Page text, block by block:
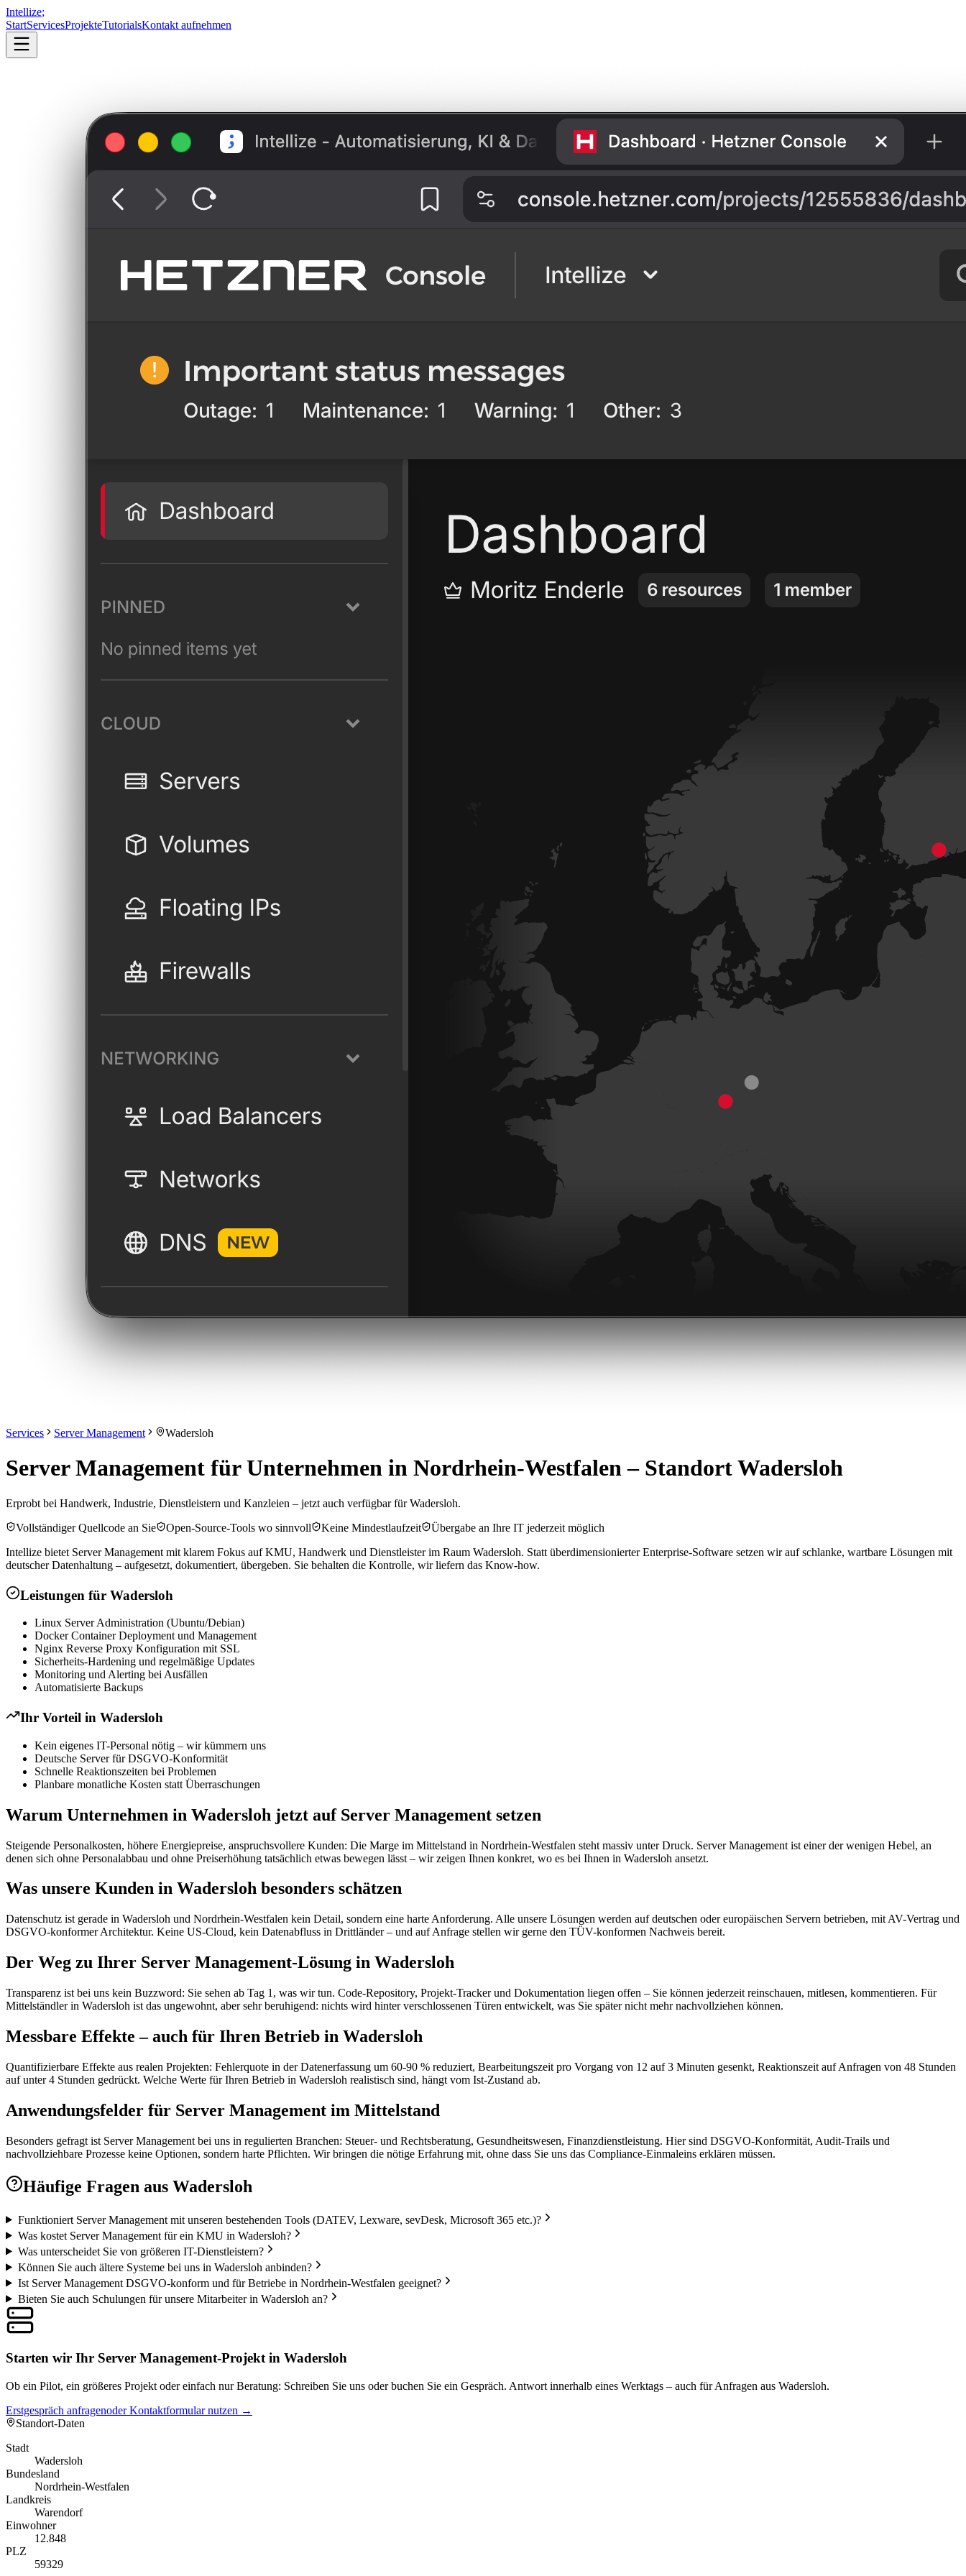
Intellize;
StartServicesProjekteTutorialsKontakt aufnehmen
Services Server Management Wadersloh
Server Management für Unternehmen in Nordrhein-Westfalen – Standort Wadersloh
Erprobt bei Handwerk, Industrie, Dienstleistern und Kanzleien – jetzt auch verfügbar für Wadersloh.
Vollständiger Quellcode an Sie
Open-Source-Tools wo sinnvoll Keine Mindestlaufzeit
Übergabe an Ihre IT jederzeit möglich
Intellize bietet Server Management mit klarem Fokus auf KMU, Handwerk und Dienstleister im Raum Wadersloh. Statt überdimensionierter Enterprise-Software setzen wir auf schlanke, wartbare Lösungen mit
deutscher Datenhaltung – aufgesetzt, dokumentiert, übergeben. Sie behalten die Kontrolle, wir liefern das Know-how.
Leistungen für Wadersloh
Linux Server Administration (Ubuntu/Debian)
Docker Container Deployment und Management
Nginx Reverse Proxy Konfiguration mit SSL
Sicherheits-Hardening und regelmäßige Updates
Monitoring und Alerting bei Ausfällen
Automatisierte Backups
Ihr Vorteil in Wadersloh
Kein eigenes IT-Personal nötig – wir kümmern uns
Deutsche Server für DSGVO-Konformität
Schnelle Reaktionszeiten bei Problemen
Planbare monatliche Kosten statt Überraschungen
Warum Unternehmen in Wadersloh jetzt auf Server Management setzen
Steigende Personalkosten, höhere Energiepreise, anspruchsvollere Kunden: Die Marge im Mittelstand in Nordrhein-Westfalen steht massiv unter Druck. Server Management ist einer der wenigen Hebel, an
denen sich ohne Personalabbau und ohne Preiserhöhung tatsächlich etwas bewegen lässt – wir zeigen Ihnen konkret, wo es bei Ihnen in Wadersloh ansetzt.
Was unsere Kunden in Wadersloh besonders schätzen
Datenschutz ist gerade in Wadersloh und Nordrhein-Westfalen kein Detail, sondern eine harte Anforderung. Alle unsere Lösungen werden auf deutschen oder europäischen Servern betrieben, mit AV-Vertrag und
DSGVO-konformer Architektur. Keine US-Cloud, kein Datenabfluss in Drittländer – und auf Anfrage stellen wir gerne den TÜV-konformen Nachweis bereit.
Der Weg zu Ihrer Server Management-Lösung in Wadersloh
Transparenz ist bei uns kein Buzzword: Sie sehen ab Tag 1, was wir tun. Code-Repository, Projekt-Tracker und Dokumentation liegen offen – Sie können jederzeit reinschauen, mitlesen, kommentieren. Für
Mittelständler in Wadersloh ist das ungewohnt, aber sehr beruhigend: nichts wird hinter verschlossenen Türen entwickelt, was Sie später nicht mehr nachvollziehen können.
Messbare Effekte – auch für Ihren Betrieb in Wadersloh
Quantifizierbare Effekte aus realen Projekten: Fehlerquote in der Datenerfassung um 60-90 % reduziert, Bearbeitungszeit pro Vorgang von 12 auf 3 Minuten gesenkt, Reaktionszeit auf Anfragen von 48 Stunden
auf unter 4 Stunden gedrückt. Welche Werte für Ihren Betrieb in Wadersloh realistisch sind, hängt vom Ist-Zustand ab.
Anwendungsfelder für Server Management im Mittelstand
Besonders gefragt ist Server Management bei uns in regulierten Branchen: Steuer- und Rechtsberatung, Gesundheitswesen, Finanzdienstleistung. Hier sind DSGVO-Konformität, Audit-Trails und
nachvollziehbare Prozesse keine Optionen, sondern harte Pflichten. Wir bringen die nötige Erfahrung mit, ohne dass Sie uns das Compliance-Einmaleins erklären müssen.
Häufige Fragen aus Wadersloh
Funktioniert Server Management mit unseren bestehenden Tools (DATEV, Lexware, sevDesk, Microsoft 365 etc.)?
Was kostet Server Management für ein KMU in Wadersloh?
Was unterscheidet Sie von größeren IT-Dienstleistern?
Können Sie auch ältere Systeme bei uns in Wadersloh anbinden?
Ist Server Management DSGVO-konform und für Betriebe in Nordrhein-Westfalen geeignet?
Bieten Sie auch Schulungen für unsere Mitarbeiter in Wadersloh an?
Starten wir Ihr Server Management-Projekt in Wadersloh
Ob ein Pilot, ein größeres Projekt oder einfach nur Beratung: Schreiben Sie uns oder buchen Sie ein Gespräch. Antwort innerhalb eines Werktags – auch für Anfragen aus Wadersloh.
Erstgespräch anfragenoder Kontaktformular nutzen →
Standort-Daten
Stadt
Wadersloh
Bundesland
Nordrhein-Westfalen
Landkreis
Warendorf
Einwohner
12.848
PLZ
59329